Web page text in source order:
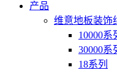
产品
维意地板装饰
10000系
30000系
18系列